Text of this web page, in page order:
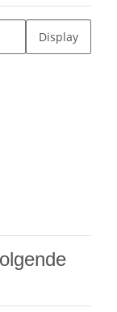
Display